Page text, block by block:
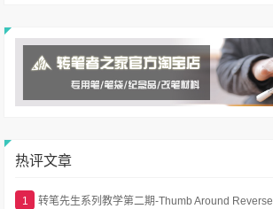
热评文章
1 转笔先生系列教学第二期-Thumb Around Reverse